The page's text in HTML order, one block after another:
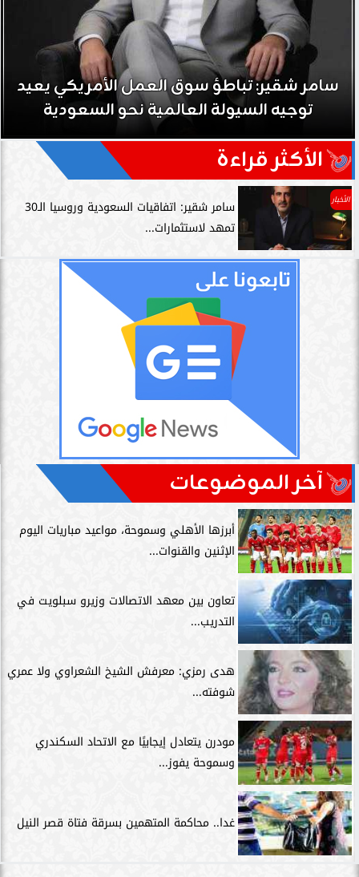
سامر شقير: نمو صناديق الاستثمار الخاصة دليل
حي على نجاح رؤية 2030...
الأكثر قراءة
الأخبار
سامر شقير: اتفاقيات السعودية وروسيا الـ30
تمهد لاستثمارات...
آخر الموضوعات
أبرزها الأهلي وسموحة، مواعيد مباريات اليوم
الإثنين والقنوات...
تعاون بين معهد الاتصالات وزيرو سبلويت في
التدريب...
هدى رمزي: معرفش الشيخ الشعراوي ولا عمري
شوفته...
مودرن يتعادل إيجابيًا مع الاتحاد السكندري
وسموحة يفوز...
غدا.. محاكمة المتهمين بسرقة فتاة قصر النيل